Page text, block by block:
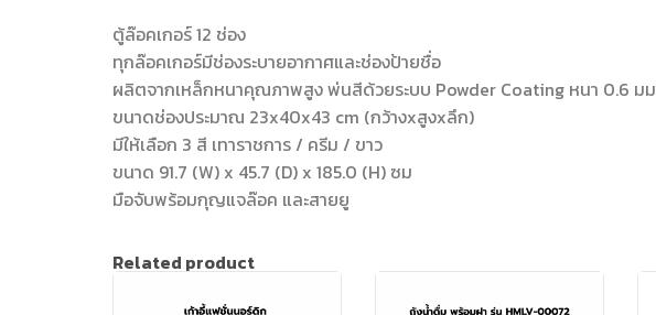
ตู้ล๊อคเกอร์ 12 ช่อง
ทุกล๊อคเกอร์มีช่องระบายอากาศและช่องป้ายชื่อ
ผลิตจากเหล็กหนาคุณภาพสูง พ่นสีด้วยระบบ Powder Coating หนา 0.6 มม
ขนาดช่องประมาณ 23x40x43 cm (กว้างxสูงxลึก)
มีให้เลือก 3 สี เทาราชการ / ครีม / ขาว
ขนาด 91.7 (W) x 45.7 (D) x 185.0 (H) ซม
มือจับพร้อมกุญแจล๊อค และสายยู
Related product